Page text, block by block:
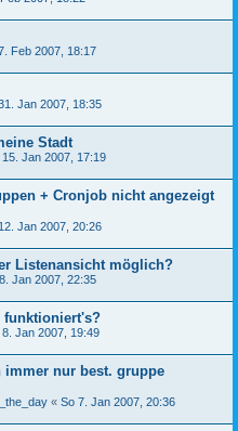
Feb 2007, 18:17
Jan 2007, 18:35
Stadt
15. Jan 2007, 17:19
+ Cronjob nicht angezeigt
Jan 2007, 20:26
Listenansicht möglich?
Jan 2007, 22:35
funktioniert's?
8. Jan 2007, 19:49
nur best. gruppe
« So 7. Jan 2007, 20:36